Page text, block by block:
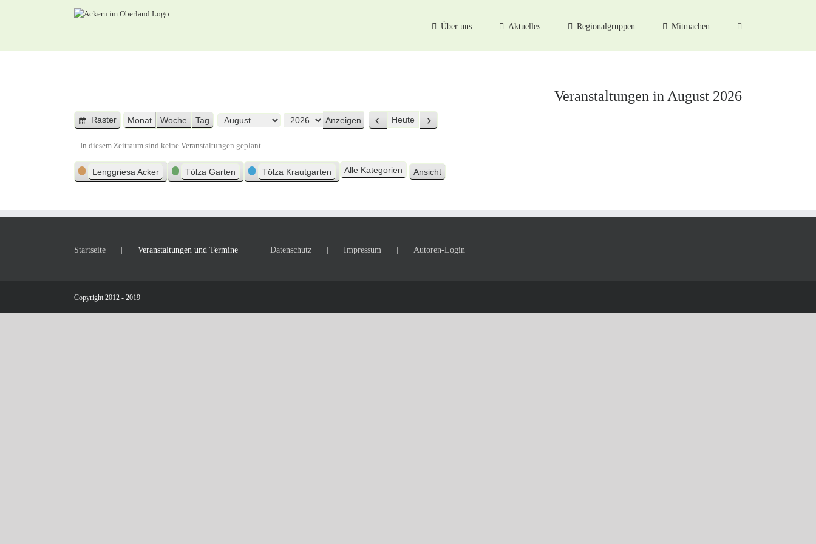
Über uns Aktuelles Regionalgruppen Mitmachen
Veranstaltungen in August 2026
Anzeigen
Raster Monat Woche Tag
Monat
Jahr Zurück
Heute Weiter
In diesem Zeitraum sind keine Veranstaltungen geplant.
Kategorien
Lenggriesa Acker Tölza Garten Tölza Krautgarten Alle Kategorien Ansicht
Startseite Veranstaltungen und Termine Datenschutz Impressum Autoren-Login
Copyright 2012 - 2019